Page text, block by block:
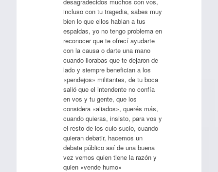
incluso con tu tragedia, sabes muy
bien lo que ellos hablan a tus
espaldas, yo no tengo problema en
reconocer que te ofrecí ayudarte
con la causa o darte una mano
cuando llorabas que te dejaron de
lado y siempre benefician a los
«pendejos» militantes, de tu boca
salió que el intendente no confía
en vos y tu gente, que los
considera «aliados», querés más,
cuando quieras, insisto, para vos y
el resto de los culo sucio, cuando
quieran debatir, hacemos un
debate público así de una buena
vez vemos quien tiene la razón y
quien «vende humo»